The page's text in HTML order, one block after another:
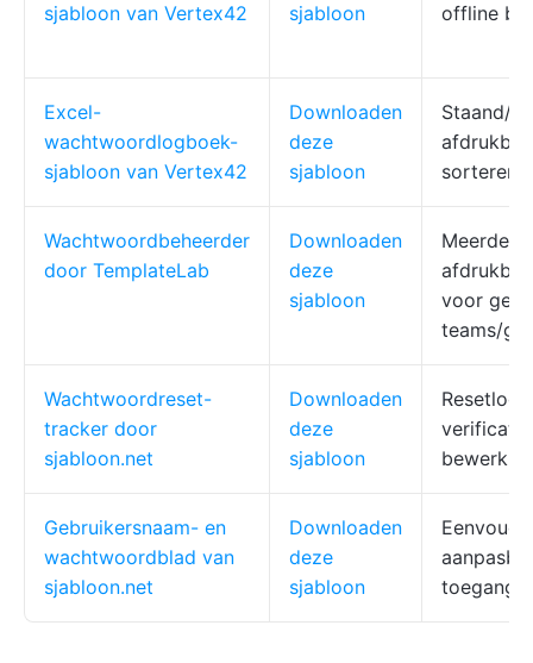
sjabloon van Vertex42
sjabloon
offline
Excel-
wachtwoordlogboek-
sjabloon van Vertex42
Downloaden
deze
sjabloon
Staand/
sorteren
Wachtwoordbeheerder
door TemplateLab
Downloaden
deze
sjabloon
voor
teams/
Wachtwoordreset-
tracker door
sjabloon.net
Downloaden
deze
sjabloon
Gebruikersnaam- en
wachtwoordblad van
sjabloon.net
Downloaden
deze
sjabloon
toegang